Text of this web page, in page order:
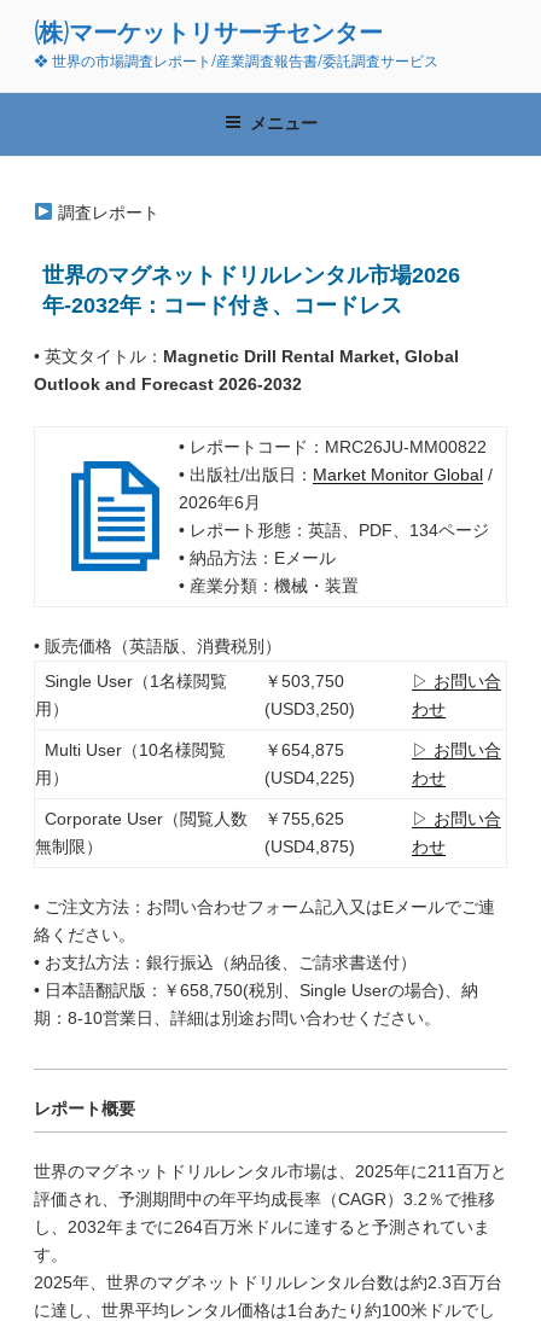
ン
(株)マーケットリサーチセンター
❖ 世界の市場調査レポート/産業調査報告書/委託調査サービス
メニュー
調査レポート
世界のマグネットドリルレンタル市場2026
年-2032年：コード付き、コードレス
• 英文タイトル： Magnetic Drill Rental Market, Global
Outlook and Forecast 2026-2032
• レポートコード：MRC26JU-MM00822
• 出版社/出版日： Market Monitor Global/
2026年6月
• レポート形態：英語、PDF、134ページ
• 納品方法：Eメール
• 産業分類：機械・装置
• 販売価格（英語版、消費税別）
Single User（1名様閲覧
用）
￥503,750
(USD3,250)
▷ お問い合
わせ
Multi User（10名様閲覧
用）
￥654,875
(USD4,225)
▷ お問い合
わせ
Corporate User（閲覧人数
無制限）
￥755,625
(USD4,875)
▷ お問い合
わせ
• ご注文方法：お問い合わせフォーム記入又はEメールでご連
絡ください。
• お支払方法：銀行振込（納品後、ご請求書送付）
• 日本語翻訳版：￥658,750(税別、Single Userの場合)、納
期：8-10営業日、詳細は別途お問い合わせください。
レポート概要
世界のマグネットドリルレンタル市場は、2025年に211百万と
評価され、予測期間中の年平均成長率（CAGR）3.2％で推移
し、2032年までに264百万米ドルに達すると予測されていま
す。
2025年、世界のマグネットドリルレンタル台数は約2.3百万台
に達し、世界平均レンタル価格は1台あたり約100米ドルでし